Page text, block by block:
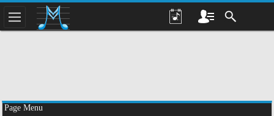
Page Menu